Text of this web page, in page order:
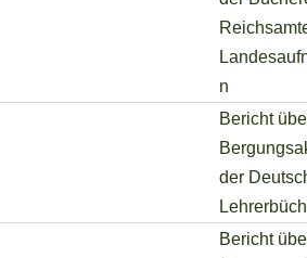
n
Bericht
der
Bericht